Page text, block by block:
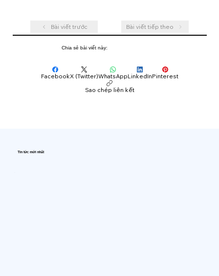
Bài viết trước Bài viết tiếp theo
Chia sẻ bài viết này:
FacebookX (Twitter)WhatsAppLinkedInPinterest
Sao chép liên kết
Tin tức mới nhất